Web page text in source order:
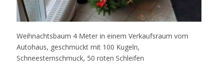
Weihnachtsbaum 4 Meter in einem Verkaufsraum vom
Autohaus, geschmückt mit 100 Kugeln,
Schneesternschmuck, 50 roten Schleifen